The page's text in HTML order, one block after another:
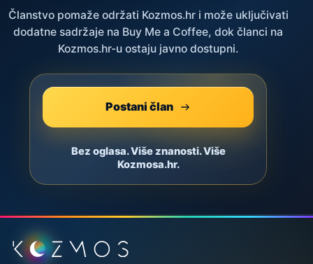
Članstvo pomaže održati Kozmos.hr i može uključivati
dodatne sadržaje na Buy Me a Coffee, dok članci na
Kozmos.hr-u ostaju javno dostupni.
Postani član
Bez oglasa. Više znanosti. Više
Kozmosa.hr.
Podnožje stranice